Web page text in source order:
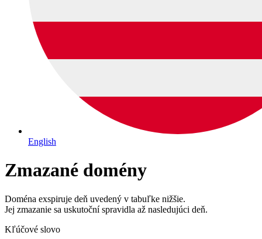
English
Zmazané domény
Doména exspiruje deň uvedený v tabuľke nižšie.
Jej zmazanie sa uskutoční spravidla až nasledujúci deň.
Kľúčové slovo